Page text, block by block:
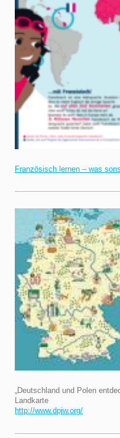
Französisch lernen – was
„Deutschland und Polen
Landkarte
http://www.dpjw.org/